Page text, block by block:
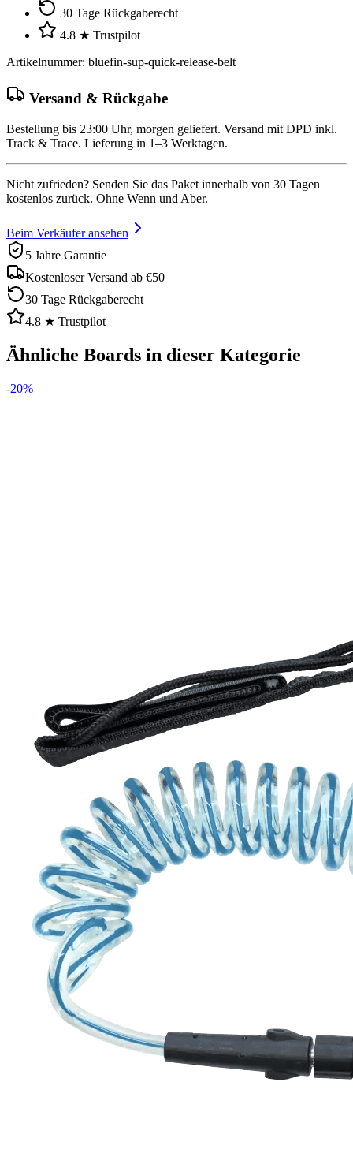
30 Tage Rückgaberecht
4.8 ★ Trustpilot
Artikelnummer: bluefin-sup-quick-release-belt
Versand & Rückgabe
Bestellung bis 23:00 Uhr, morgen geliefert. Versand mit DPD inkl.
Track & Trace. Lieferung in 1–3 Werktagen.
Nicht zufrieden? Senden Sie das Paket innerhalb von 30 Tagen
kostenlos zurück. Ohne Wenn und Aber.
Beim Verkäufer ansehen
5 Jahre Garantie
Kostenloser Versand ab €50
30 Tage Rückgaberecht
4.8 ★ Trustpilot
Ähnliche Boards in dieser Kategorie
-20%